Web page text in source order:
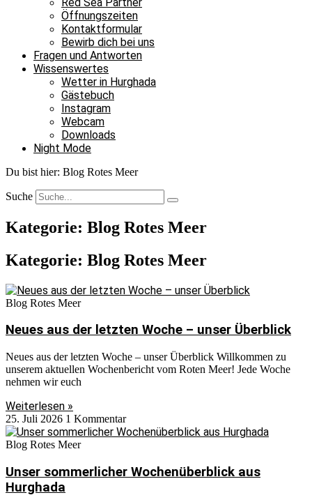
Öffnungszeiten
Kontaktformular
Bewirb dich bei uns
Fragen und Antworten
Wissenswertes
Wetter in Hurghada
Gästebuch
Instagram
Webcam
Downloads
Night Mode
Du bist hier: Blog Rotes Meer
Suche
Kategorie: Blog Rotes Meer
Kategorie: Blog Rotes Meer
Blog Rotes Meer
Neues aus der letzten Woche – unser Überblick
Neues aus der letzten Woche – unser Überblick Willkommen zu
unserem aktuellen Wochenbericht vom Roten Meer! Jede Woche
nehmen wir euch
Weiterlesen »
25. Juli 2026 1 Kommentar
Blog Rotes Meer
Unser sommerlicher Wochenüberblick aus
Hurghada